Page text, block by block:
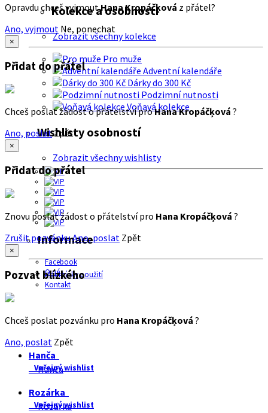
Kolekce a osobnosti
Zobrazit všechny kolekce
Pro muže
Adventní kalendáře
Dárky do 300 Kč
Podzimní nutnosti
Voňavá kolekce
Wishlisty osobností
Zobrazit všechny wishlisty
Informace
Facebook
O nás
Podmínky použití
Kontakt
Opravdu chceš vyjmoutHana Kropáčķová z přátel?
Ano, vyjmout Ne, ponechat
×
Přidat do přátel
Chceš poslat žádost o přátelství proHana Kropáčķová ?
Ano, poslatZpět
×
Přidat do přátel
Znovu poslat žádost o přátelství pro Hana Kropáčķová ?
Zrušit pozvánkuAno, poslat Zpět
×
Pozvat blízkého
Chceš poslat pozvánku pro Hana Kropáčķová ?
Ano, poslat Zpět
Hanča
Veřejný wishlist
Hanča
Rozárka
Veřejný wishlist
Rozárka